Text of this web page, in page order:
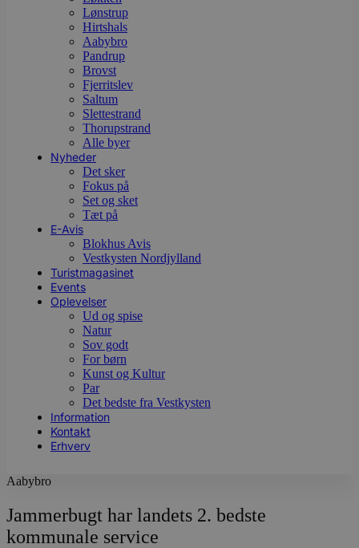
Lønstrup
Hirtshals
Aabybro
Pandrup
Brovst
Fjerritslev
Saltum
Slettestrand
Thorupstrand
Alle byer
Nyheder
Det sker
Fokus på
Set og sket
Tæt på
E-Avis
Blokhus Avis
Vestkysten Nordjylland
Turistmagasinet
Events
Oplevelser
Ud og spise
Natur
Sov godt
For børn
Kunst og Kultur
Par
Det bedste fra Vestkysten
Information
Kontakt
Erhverv
Aabybro
Jammerbugt har landets 2. bedste
kommunale service